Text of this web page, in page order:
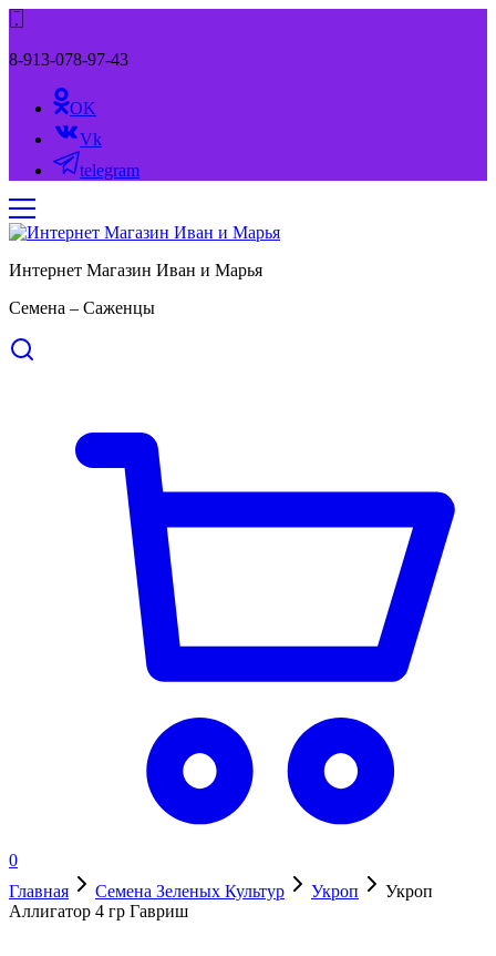
8-913-078-97-43
OK
Vk
telegram
Интернет Магазин Иван и Марья
Семена – Саженцы
0
Главная
Семена Зеленых Культур Укроп
Укроп
Аллигатор 4 гр Гавриш